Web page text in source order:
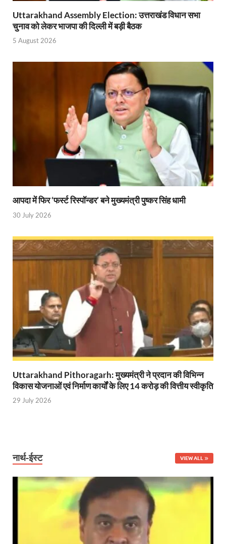
Uttarakhand Assembly Election: उत्तराखंड विधान सभा
चुनाव को लेकर भाजपा की दिल्ली में बड़ी बैठक
5 August 2026
आपदा में फिर ‘फर्स्ट रिस्पॉन्डर’ बने मुख्यमंत्री पुष्कर सिंह धामी
30 July 2026
Uttarakhand Pithoragarh: मुख्यमंत्री ने प्रदान की विभिन्न
विकास योजनाओं एवं निर्माण कार्यों के लिए 14 करोड़ की वित्तीय स्वीकृति
29 July 2026
नार्थ-ईस्ट VIEW ALL